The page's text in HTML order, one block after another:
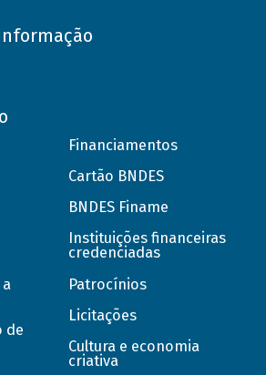
de
Financiamentos
Cartão BNDES
BNDES Finame
Instituições financeiras
credenciadas
Patrocínios
Licitações
Cultura e economia
criativa